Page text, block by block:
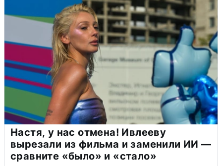
Настя, у нас отмена! Ивлееву
вырезали из фильма и заменили ИИ —
сравните «было» и «стало»